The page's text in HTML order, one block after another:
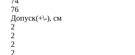
76
Допуск(+\-), см
2
2
2
2